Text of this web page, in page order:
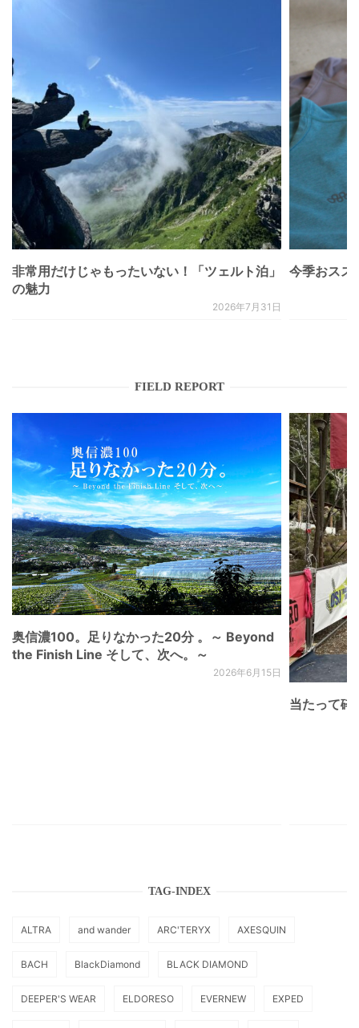
非常用だけじゃもったいない！「ツェルト泊」
の魅力
2026年7月31日
今季おスス
FIELD REPORT
奥信濃100。足りなかった20分 。～ Beyond
the Finish Line そして、次へ。～
2026年6月15日
当たって砕
TAG-INDEX
ALTRA and wander ARC'TERYX AXESQUIN
BACH BlackDiamond BLACK DIAMOND
DEEPER'S WEAR ELDORESO EVERNEW EXPED